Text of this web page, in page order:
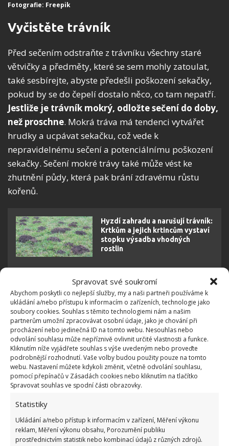
Spravovat své soukromí
Abychom poskytli co nejlepší služby, my a naši partneři používáme k
ukládání a/nebo přístupu k informacím o zařízeních, technologie jako
soubory cookies. Souhlas s těmito technologiemi nám a našim
partnerům umožní zpracovávat osobní údaje, jako je chování při
procházení nebo jedinečná ID na tomto webu. Nesouhlas nebo
odvolání souhlasu může nepříznivě ovlivnit určité vlastnosti a funkce.
Kliknutím níže vyjádřete souhlas s výše uvedeným nebo proveďte
podrobnější rozhodnutí. Vaše volby budou použity pouze na tomto
webu. Nastavení můžete kdykoli změnit, včetně odvolání souhlasu,
pomocí přepínačů v Zásadách cookies nebo kliknutím na tlačítko
Spravovat souhlas ve spodní části obrazovky.
Statistiky
Ukládání a/nebo přístup k informacím v zařízení, Měření výkonu
reklam, Měření výkonu obsahu, Porozumění publiku
prostřednictvím statistik nebo kombinací údajů z různých zdrojů.
Fotografie: Freepik
Vyčistěte trávník
Před sečením odstraňte z trávníku všechny staré
větvičky a předměty, které se sem mohly zatoulat,
také sesbírejte, abyste předešli poškození sekačky,
pokud by se do čepelí dostalo něco, co tam nepatří.
Jestliže je trávník mokrý, odložte sečení do doby,
než proschne. Mokrá tráva má tendenci vytvářet
hrudky a ucpávat sekačku, což vede k
nepravidelnému sečení a potenciálnímu poškození
sekačky. Sečení mokré trávy také může vést ke
zhutnění půdy, která pak brání zdravému růstu
kořenů.
Hyzdí zahradu a narušují trávník:
Krtkům a jejich krtincům vystaví
stopku výsadba vhodných
rostlin
Dodržujte pravidlo jedné třetiny
Při prvním sečení neberte více než jednu třetinu
výšky trávy najednou. Příliš hluboké sečení trávu
zatěžuje, oslabuje její kořeny azvýší se také
náchylnost k chorobám a růstu plevelů.
Pravidelné sečení, dodržující pravidlo jedné třetiny
podpoří hustší a zdravější trávník. Postupně snižujte
požadované výšky trávy pro danou sezónu.
Sekání v různých směrech